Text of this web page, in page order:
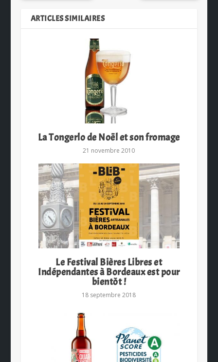
ARTICLES SIMILAIRES
La Tongerlo de Noël et son fromage
21 novembre 2010
Le Festival Bières Libres et
Indépendantes à Bordeaux est pour
bientôt !
18 septembre 2018